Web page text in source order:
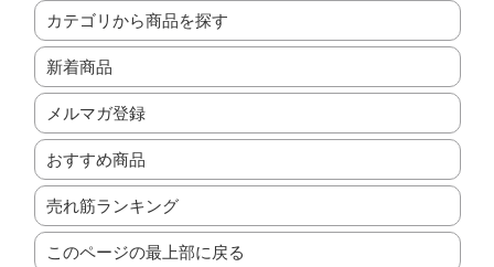
カテゴリから商品を探す
新着商品
メルマガ登録
おすすめ商品
売れ筋ランキング
このページの最上部に戻る